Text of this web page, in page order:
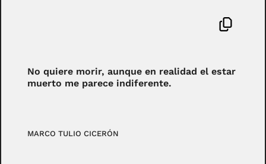
No quiere morir, aunque en realidad el estar
muerto me parece indiferente.
MARCO TULIO CICERÓN